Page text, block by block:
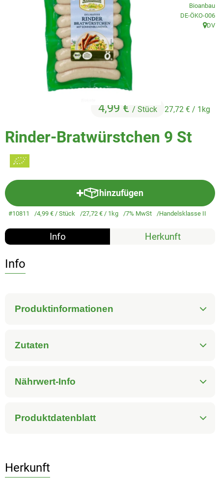
Veggie & Vegan
Backwaren
Trockensortiment
Getränke
Natur-Drogerie
Großgebinde
Über uns
Rinder-Bratwürstchen 9 St
4,99 € / Stück 27,72 € / 1kg
Bioanbau
, Kontrollstelle:
DE-ÖKO-006
,
DV
hinzufügen
Produkt zum Warenkorb
#10811 4,99 €/ Stück 27,72 €/ 1kg 7% MwSt Handelsklasse II
Info Herkunft
Info
Produktinformationen
Zutaten
Nährwert-Info
Produktdatenblatt
Herkunft